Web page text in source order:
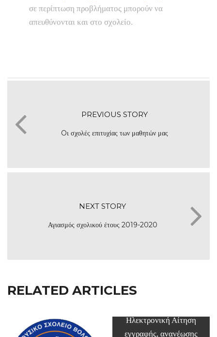
σε περίπτωση προβλήματος μπορούν να
απευθύνονται και στο σχολείο.
PREVIOUS STORY
Oι σχολές επιτυχίας των μαθητών μας
NEXT STORY
Αγιασμός σχολικού έτους 2019-2020
RELATED ARTICLES
Ηλεκτρονική Αίτηση
εγγραφής, ανανέωσης